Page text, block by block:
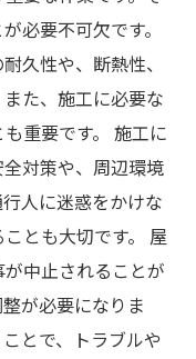
必要不可欠です。
久性や、断熱性、
た、施工に必要な
重要です。 施工に
対策や、周辺環境
人に迷惑をかけな
とも大切です。 屋
中止されることが
が必要になりま
とで、トラブルや